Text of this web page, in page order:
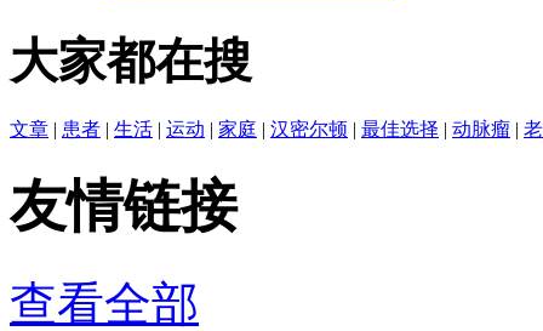
大家都在搜
文章 | 患者 | 生活 | 运动 | 家庭 | 汉密尔顿 | 最佳选择 | 动脉瘤 |
友情链接
查看全部